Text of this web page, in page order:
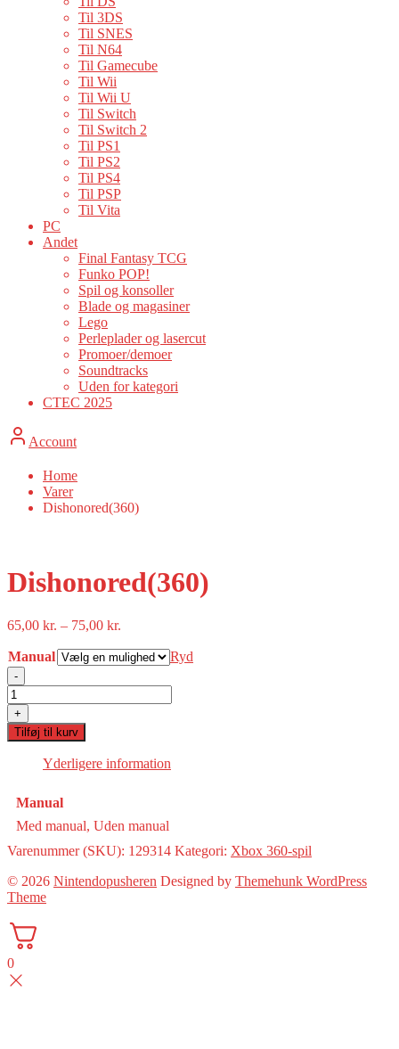
Til 3DS
Til SNES
Til N64
Til Gamecube
Til Wii
Til Wii U
Til Switch
Til Switch 2
Til PS1
Til PS2
Til PS4
Til PSP
Til Vita
PC
Andet
Final Fantasy TCG
Funko POP!
Spil og konsoller
Blade og magasiner
Lego
Perleplader og lasercut
Promoer/demoer
Soundtracks
Uden for kategori
CTEC 2025
Account
Home
Varer
Dishonored(360)
Dishonored(360)
65,00 kr. – 75,00 kr.
til
Manual Ryd
-
Dishonored(360)
antal
+
Tilføj til kurv
Yderligere information
Manual
Med manual, Uden manual
Varenummer (SKU): 129314 Kategori: Xbox 360-spil
© 2026 Nintendopusheren Designed by Themehunk WordPress
Theme
0